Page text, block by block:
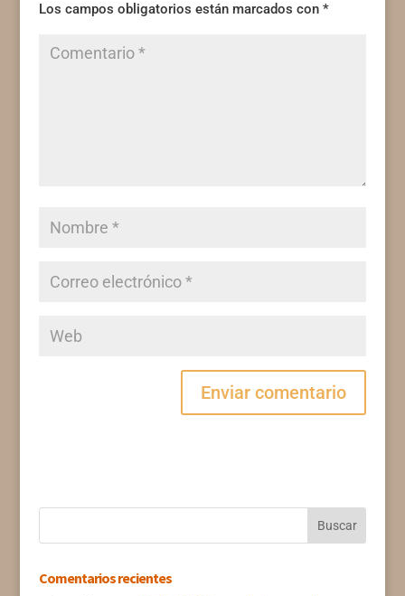
Los campos obligatorios están marcados con *
Comentarios recientes